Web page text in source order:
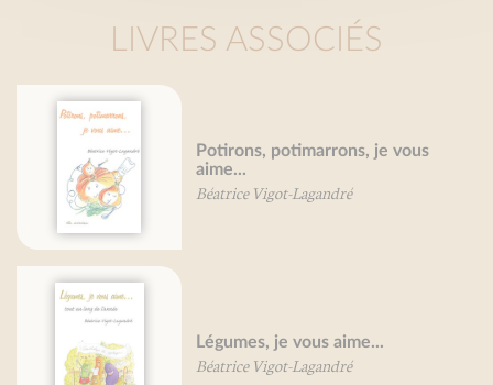
LIVRES ASSOCIÉS
Potirons, potimarrons, je vous
aime...
Béatrice Vigot-Lagandré
Légumes, je vous aime...
Béatrice Vigot-Lagandré